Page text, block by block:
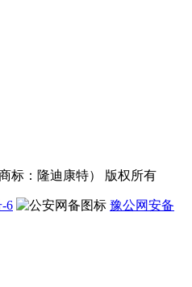
标：隆迪康特） 版权所有
6
豫公网安备